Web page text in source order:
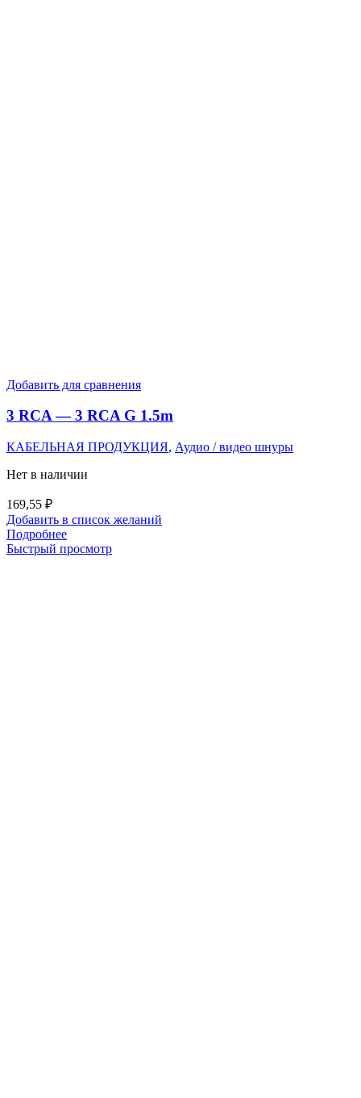
Добавить для сравнения
3 RCA — 3 RCA G 1.5m
КАБЕЛЬНАЯ ПРОДУКЦИЯ, Аудио / видео шнуры
Нет в наличии
169,55 ₽
Добавить в список желаний
Подробнее
Быстрый просмотр